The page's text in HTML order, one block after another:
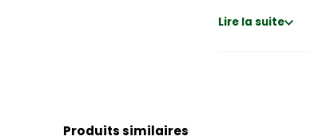
Lire la suite
Produits similaires